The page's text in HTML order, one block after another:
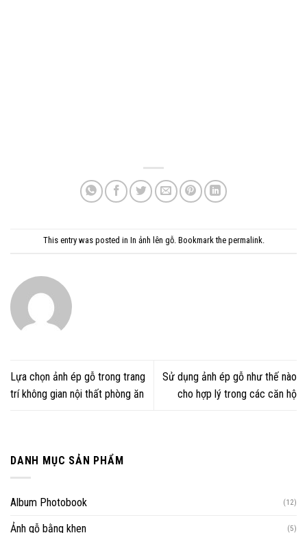
DANH MỤC SẢN PHẨM
Album Photobook (12)
Ảnh gỗ bằng khen (5)
This entry was posted in In ảnh lên gỗ. Bookmark the permalink.
Lựa chọn ảnh ép gỗ trong trang
trí không gian nội thất phòng ăn
Sử dụng ảnh ép gỗ như thế nào
cho hợp lý trong các căn hộ